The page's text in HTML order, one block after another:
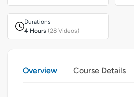
Durations
4 Hours (28 Videos)
Overview Course Details